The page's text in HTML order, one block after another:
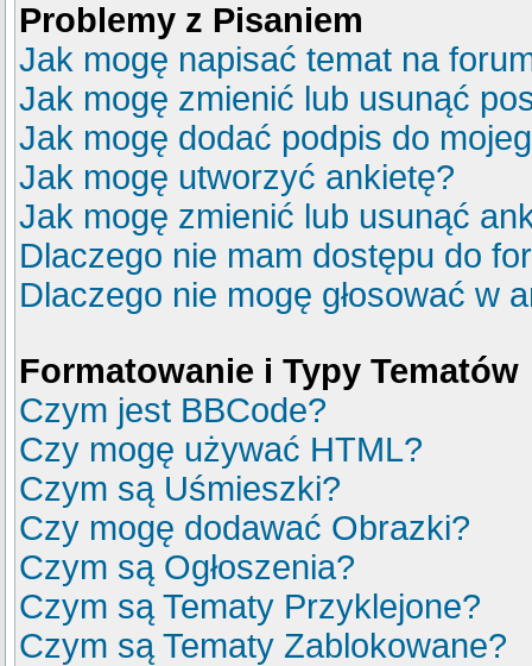
Problemy z Pisaniem
Jak mogę napisać temat na
Jak mogę zmienić lub usunąć
Jak mogę dodać podpis do
Jak mogę utworzyć ankietę?
Jak mogę zmienić lub usunąć
Dlaczego nie mam dostępu do
Dlaczego nie mogę głosować w
Formatowanie i Typy Tematów
Czym jest BBCode?
Czy mogę używać HTML?
Czym są Uśmieszki?
Czy mogę dodawać Obrazki?
Czym są Ogłoszenia?
Czym są Tematy Przyklejone?
Czym są Tematy Zablokowane?